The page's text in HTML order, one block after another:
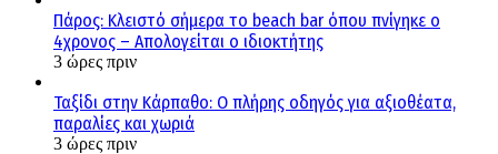
Πάρος: Κλειστό σήμερα το beach bar όπου πνίγηκε ο
4χρονος – Απολογείται ο ιδιοκτήτης
3 ώρες πριν
Ταξίδι στην Κάρπαθο: Ο πλήρης οδηγός για αξιοθέατα,
παραλίες και χωριά
3 ώρες πριν